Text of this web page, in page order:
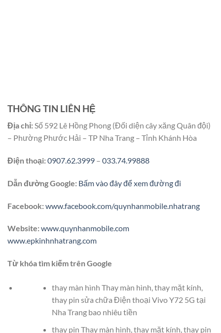
THÔNG TIN LIÊN HỆ
Địa chỉ:Số 592 Lê Hồng Phong (Đối diện cây xăng Quân đội)
– Phường Phước Hải – TP Nha Trang – Tỉnh Khánh Hòa
Điện thoại:0907.62.3999 – 033.74.99888
Dẫn đường Google: Bấm vào đây để xem đường đi
Facebook:www.facebook.com/quynhanmobile.nhatrang
Website:www.quynhanmobile.com
www.epkinhnhatrang.com
Từ khóa tìm kiếm trên Google
thay màn hình Thay màn hình, thay mặt kính,
thay pin sửa chữa Điện thoại Vivo Y72 5G tại
Nha Trang bao nhiêu tiền
thay pin Thay màn hình, thay mặt kính, thay pin